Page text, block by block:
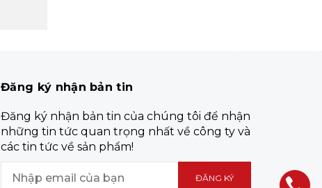
Đăng ký nhận bản tin
Đăng ký nhận bản tin của chúng tôi để nhận
những tin tức quan trọng nhất về công ty và
các tin tức về sản phẩm!
ĐĂNG KÝ